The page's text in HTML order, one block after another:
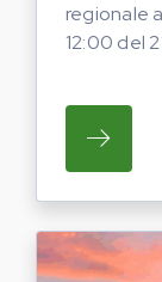
regionale
12:00 del
SU